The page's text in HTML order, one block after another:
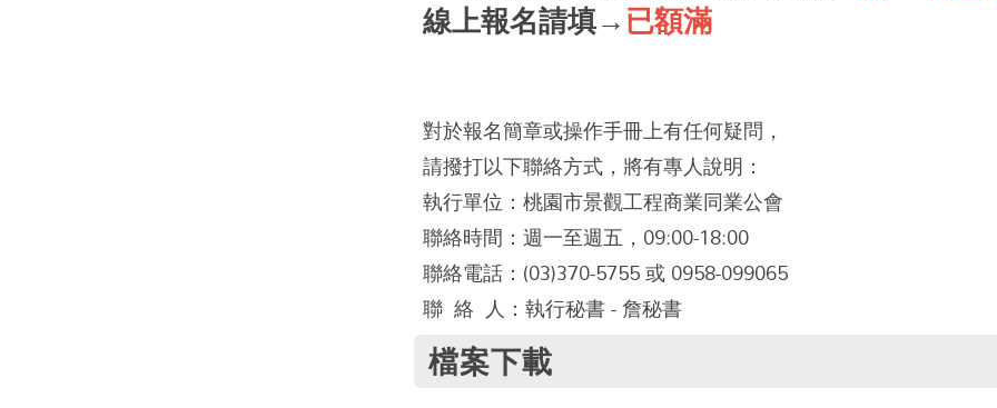
線上報名請填→已額滿
對於報名簡章或操作手冊上有任何疑問，
請撥打以下聯絡方式，將有專人說明：
執行單位：桃園市景觀工程商業同業公會
聯絡時間：週一至週五，09:00-18:00
聯絡電話：(03)370-5755 或 0958-099065
聯 絡 人：執行秘書 - 詹秘書
檔案下載